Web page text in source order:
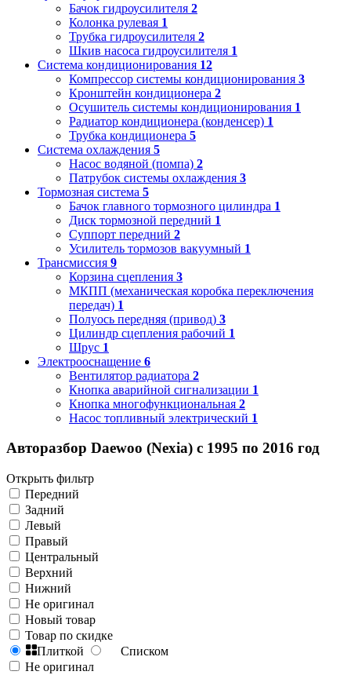
Бачок гидроусилителя 2
Колонка рулевая 1
Трубка гидроусилителя 2
Шкив насоса гидроусилителя 1
Система кондиционирования 12
Компрессор системы кондиционирования 3
Кронштейн кондиционера 2
Осушитель системы кондиционирования 1
Радиатор кондиционера (конденсер) 1
Трубка кондиционера 5
Система охлаждения 5
Насос водяной (помпа) 2
Патрубок системы охлаждения 3
Тормозная система 5
Бачок главного тормозного цилиндра 1
Диск тормозной передний 1
Суппорт передний 2
Усилитель тормозов вакуумный 1
Трансмиссия 9
Корзина сцепления 3
МКПП (механическая коробка переключения
передач) 1
Полуось передняя (привод) 3
Цилиндр сцепления рабочий 1
Шрус 1
Электрооснащение 6
Вентилятор радиатора 2
Кнопка аварийной сигнализации 1
Кнопка многофункциональная 2
Насос топливный электрический 1
Авторазбор Daewoo (Nexia) с 1995 по 2016 год
Открыть фильтр
Передний
Задний
Левый
Правый
Центральный
Верхний
Нижний
Не оригинал
Новый товар
Товар по скидке
Плиткой
Списком
Не оригинал